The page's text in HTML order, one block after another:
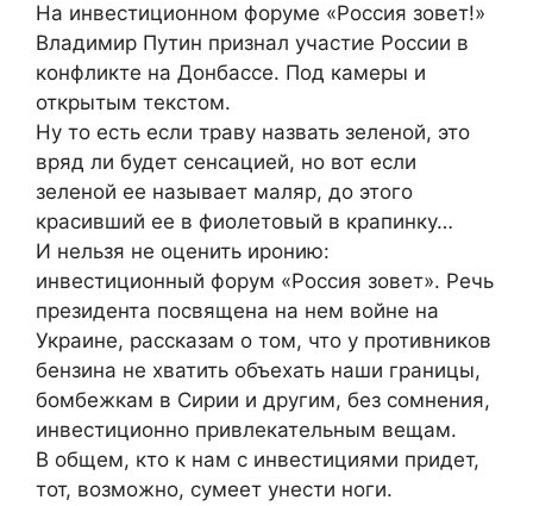
На инвестиционном форуме «Россия зовет!»
Владимир Путин признал участие России в
конфликте на Донбассе. Под камеры и
открытым текстом.
Ну то есть если траву назвать зеленой, это
вряд ли будет сенсацией, но вот если
зеленой ее называет маляр, до этого
красивший ее в фиолетовый в крапинку…
И нельзя не оценить иронию:
инвестиционный форум «Россия зовет». Речь
президента посвящена на нем войне на
Украине, рассказам о том, что у противников
бензина не хватить объехать наши границы,
бомбежкам в Сирии и другим, без сомнения,
инвестиционно привлекательным вещам.
В общем, кто к нам с инвестициями придет,
тот, возможно, сумеет унести ноги.